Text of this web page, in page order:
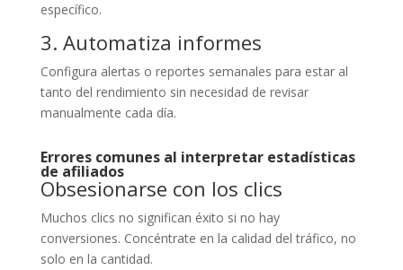
específico.
3. Automatiza informes
Configura alertas o reportes semanales para estar al
tanto del rendimiento sin necesidad de revisar
manualmente cada día.
Errores comunes al interpretar estadísticas
de afiliados
Obsesionarse con los clics
Muchos clics no significan éxito si no hay
conversiones. Concéntrate en la calidad del tráfico, no
solo en la cantidad.